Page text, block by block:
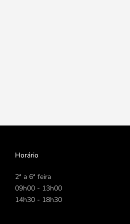
Horário
2ª a 6ª feira
09h00 - 13h00
14h30 - 18h30